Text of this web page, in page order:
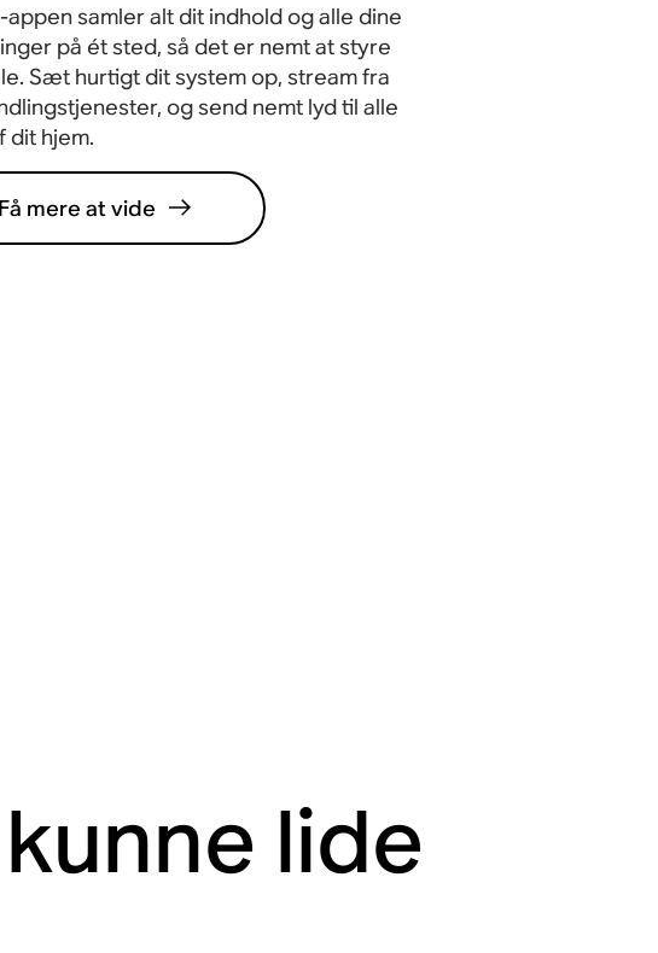
appen samler alt dit indhold og alle dine
på ét sted, så det er nemt at styre
Sæt hurtigt dit system op, stream fra
og send nemt lyd til alle
dit hjem.
Få mere at vide
lide